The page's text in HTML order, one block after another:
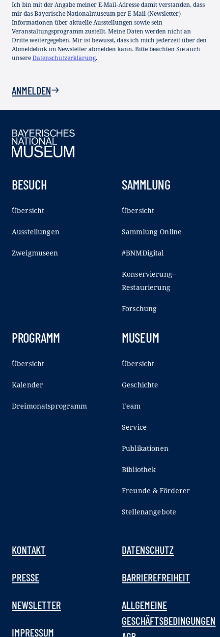
Ich bin mit der Angabe meiner E-Mail-Adresse damit verstanden, dass
mir das Bayerische Nationalmuseum per E-Mail (Newsletter)
Informationen über aktuelle Ausstellungen sowie sein
Veranstaltungsprogramm zustellt. Meine Daten werden nicht an
Dritte weitergegeben. Mir ist bewusst, dass ich mich jederzeit über den
Abmeldelink im Newsletter abmelden kann. Bitte beachten Sie auch
unsereDatenschutzerklärung.
ANMELDEN
BESUCH
Übersicht
Ausstellungen
Zweigmuseen
SAMMLUNG
Übersicht
Sammlung Online
#BNMDigital
Konservierung–
Restaurierung
Forschung
PROGRAMM
Übersicht
Kalender
Dreimonatsprogramm
MUSEUM
Übersicht
Geschichte
Team
Service
Publikationen
Bibliothek
Freunde & Förderer
Stellenangebote
KONTAKT
PRESSE
NEWSLETTER
IMPRESSUM
DATENSCHUTZ
BARRIEREFREIHEIT
ALLGEMEINE
GESCHÄFTSBEDINGUNGEN